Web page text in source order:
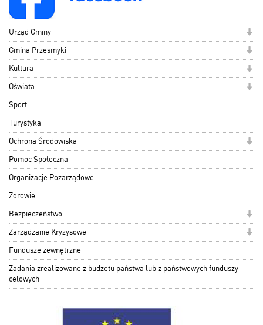
Urząd Gminy
Gmina Przesmyki
Kultura
Oświata
Sport
Turystyka
Ochrona Środowiska
Pomoc Społeczna
Organizacje Pozarządowe
Zdrowie
Bezpieczeństwo
Zarządzanie Kryzysowe
Fundusze zewnętrzne
Zadania zrealizowane z budżetu państwa lub z państwowych funduszy
celowych